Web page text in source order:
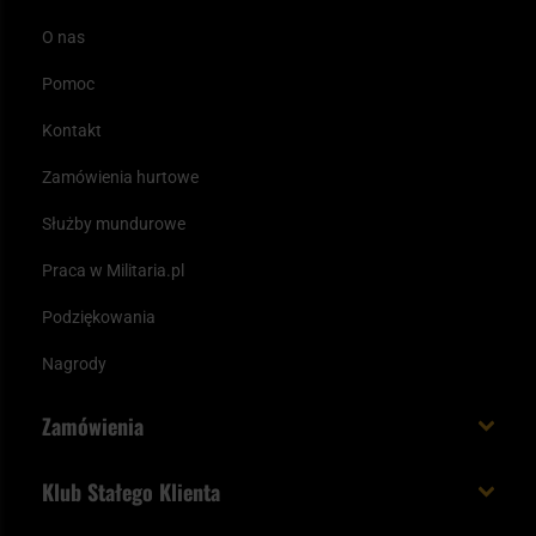
zakupie.
O nas
Pomoc
Kontakt
Zamówienia hurtowe
Służby mundurowe
Praca w Militaria.pl
Podziękowania
Nagrody
Zamówienia
Klub Stałego Klienta